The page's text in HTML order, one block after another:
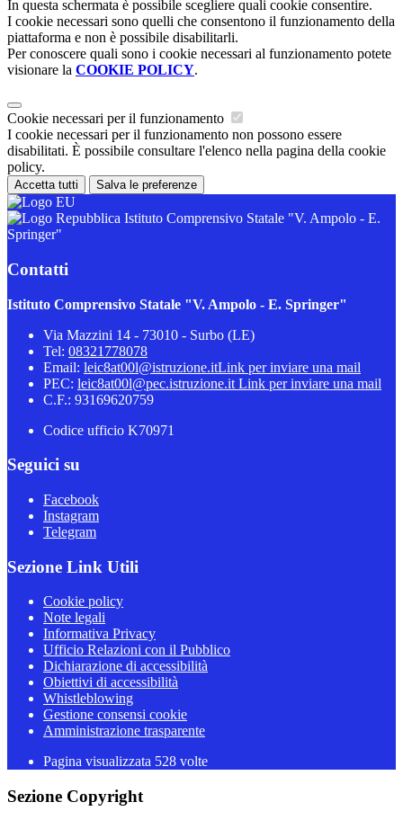
In questa schermata è possibile scegliere quali cookie consentire.
I cookie necessari sono quelli che consentono il funzionamento della
piattaforma e non è possibile disabilitarli.
Per conoscere quali sono i cookie necessari al funzionamento potete
visionare la COOKIE POLICY.
Cookie necessari per il funzionamento
I cookie necessari per il funzionamento non possono essere
disabilitati. È possibile consultare l'elenco nella pagina della cookie
policy.
Accetta tutti Salva le preferenze
Istituto Comprensivo Statale "V. Ampolo - E.
Springer"
Contatti
Istituto Comprensivo Statale "V. Ampolo - E. Springer"
Via Mazzini 14 - 73010 - Surbo (LE)
Tel: 08321778078
Email: leic8at00l@istruzione.itLink per inviare una mail
PEC: leic8at00l@pec.istruzione.it Link per inviare una mail
C.F.: 93169620759
Codice ufficio K70971
Seguici su
Facebook
Instagram
Telegram
Sezione Link Utili
Cookie policy
Note legali
Informativa Privacy
Ufficio Relazioni con il Pubblico
Dichiarazione di accessibilità
Obiettivi di accessibilità
Whistleblowing
Gestione consensi cookie
Amministrazione trasparente
Pagina visualizzata 528 volte
Sezione Copyright